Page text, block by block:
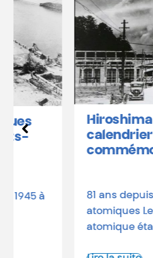
Hiroshima et
calendrier des
commémorations
81 ans depuis les
atomiques Le 6 août
atomique états-